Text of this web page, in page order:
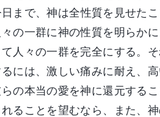
まで、神は全性質を見せ
の一群に神の性質を明らか
人々の一群を完全にする。
には、激しい痛みに耐え、
の本当の愛を神に還元する
ることを望むなら、また、